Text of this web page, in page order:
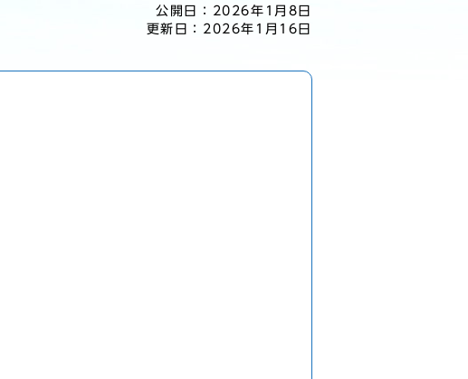
公開日：
2026年1月8日
更新日： 2026年1月16日